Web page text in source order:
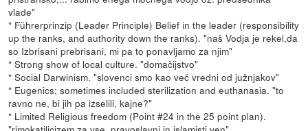
vlade"
* Führerprinzip (Leader Principle) Belief in the leader (responsibility
up the ranks, and authority down the ranks). "naš Vodja je rekel,da
so Izbrisani prebrisani, mi pa to ponavljamo za njim"
* Strong show of local culture. "domačijstvo"
* Social Darwinism. "slovenci smo kao več vredni od južnjakov"
* Eugenics; sometimes included sterilization and euthanasia. "to
ravno ne, bi jih pa izselili, kajne?"
* Limited Religious freedom (Point #24 in the 25 point plan).